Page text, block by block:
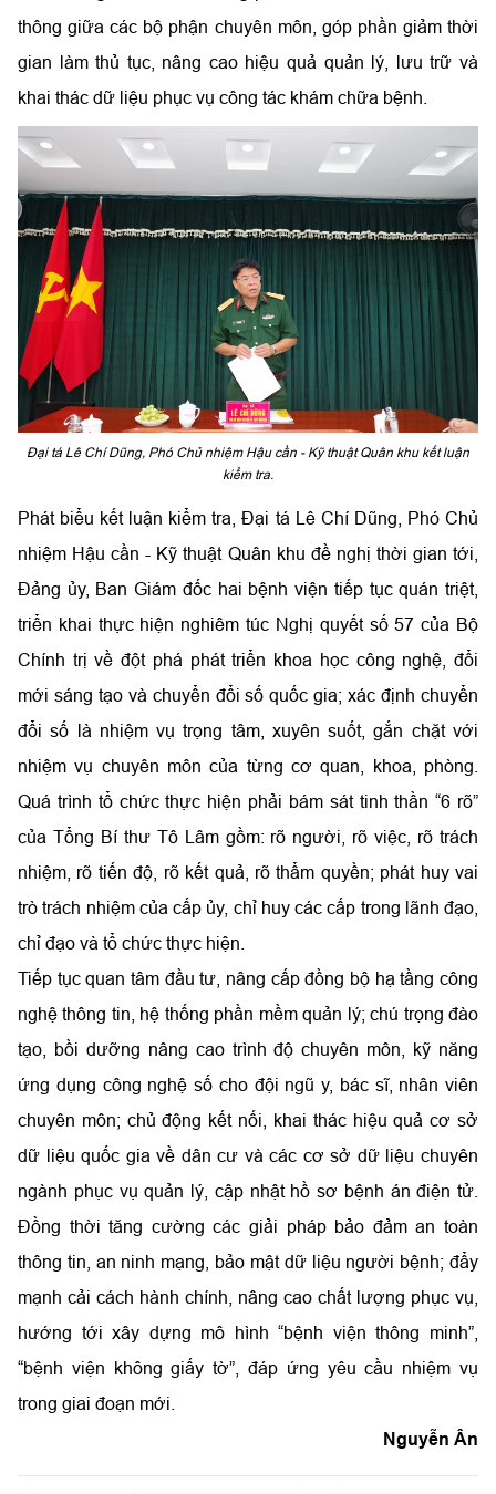
thông giữa các bộ phận chuyên môn, góp phần giảm thời
gian làm thủ tục, nâng cao hiệu quả quản lý, lưu trữ và
khai thác dữ liệu phục vụ công tác khám chữa bệnh.
Đại tá Lê Chí Dũng, Phó Chủ nhiệm Hậu cần - Kỹ thuật Quân khu kết luận
kiểm tra.
Phát biểu kết luận kiểm tra, Đại tá Lê Chí Dũng, Phó Chủ
nhiệm Hậu cần - Kỹ thuật Quân khu đề nghị thời gian tới,
Đảng ủy, Ban Giám đốc hai bệnh viện tiếp tục quán triệt,
triển khai thực hiện nghiêm túc Nghị quyết số 57 của Bộ
Chính trị về đột phá phát triển khoa học công nghệ, đổi
mới sáng tạo và chuyển đổi số quốc gia; xác định chuyển
đổi số là nhiệm vụ trọng tâm, xuyên suốt, gắn chặt với
nhiệm vụ chuyên môn của từng cơ quan, khoa, phòng.
Quá trình tổ chức thực hiện phải bám sát tinh thần “6 rõ”
của Tổng Bí thư Tô Lâm gồm: rõ người, rõ việc, rõ trách
nhiệm, rõ tiến độ, rõ kết quả, rõ thẩm quyền; phát huy vai
trò trách nhiệm của cấp ủy, chỉ huy các cấp trong lãnh đạo,
chỉ đạo và tổ chức thực hiện.
Tiếp tục quan tâm đầu tư, nâng cấp đồng bộ hạ tầng công
nghệ thông tin, hệ thống phần mềm quản lý; chú trọng đào
tạo, bồi dưỡng nâng cao trình độ chuyên môn, kỹ năng
ứng dụng công nghệ số cho đội ngũ y, bác sĩ, nhân viên
chuyên môn; chủ động kết nối, khai thác hiệu quả cơ sở
dữ liệu quốc gia về dân cư và các cơ sở dữ liệu chuyên
ngành phục vụ quản lý, cập nhật hồ sơ bệnh án điện tử.
Đồng thời tăng cường các giải pháp bảo đảm an toàn
thông tin, an ninh mạng, bảo mật dữ liệu người bệnh; đẩy
mạnh cải cách hành chính, nâng cao chất lượng phục vụ,
hướng tới xây dựng mô hình “bệnh viện thông minh”,
“bệnh viện không giấy tờ”, đáp ứng yêu cầu nhiệm vụ
trong giai đoạn mới.
Nguyễn Ân